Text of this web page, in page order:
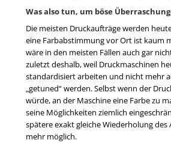
Was also tun, um böse
Die meisten Druckaufträge werden
eine Farbabstimmung vor Ort ist kaum
wäre in den meisten Fällen auch gar
zuletzt deshalb, weil Druckmaschinen
standardisiert arbeiten und nicht mehr
„getuned“ werden. Selbst wenn der
würde, an der Maschine eine Farbe zu
seine Möglichkeiten ziemlich
spätere exakt gleiche Wiederholung des
mehr möglich.